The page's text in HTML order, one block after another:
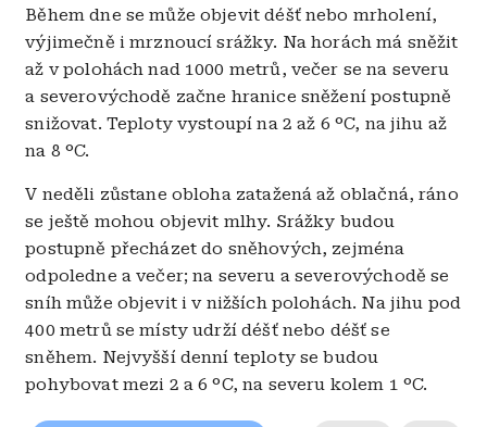
Během dne se může objevit déšť nebo mrholení,
výjimečně i mrznoucí srážky. Na horách má sněžit
až v polohách nad 1000 metrů, večer se na severu
a severovýchodě začne hranice sněžení postupně
snižovat. Teploty vystoupí na 2 až 6 °C, na jihu až
na 8 °C.
V neděli zůstane obloha zatažená až oblačná, ráno
se ještě mohou objevit mlhy. Srážky budou
postupně přecházet do sněhových, zejména
odpoledne a večer; na severu a severovýchodě se
sníh může objevit i v nižších polohách. Na jihu pod
400 metrů se místy udrží déšť nebo déšť se
sněhem. Nejvyšší denní teploty se budou
pohybovat mezi 2 a 6 °C, na severu kolem 1 °C.